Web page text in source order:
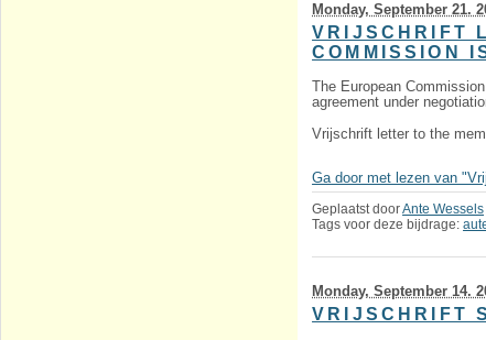
Monday, September 21.
VRIJSCHRIFT
COMMISSION
The European
agreement under
Vrijschrift letter to the
Ga door met lezen van
Geplaatst doorAnte Wessels
Tags voor deze bijdrage:
Monday, September 14.
VRIJSCHRIFT